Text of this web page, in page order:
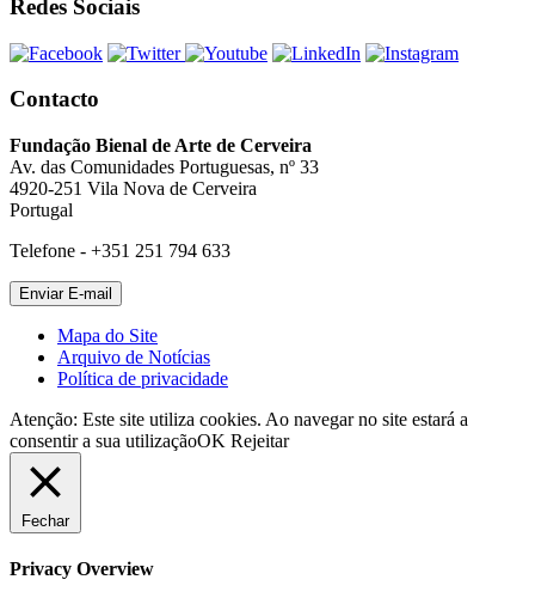
Redes Sociais
Contacto
Fundação Bienal de Arte de Cerveira
Av. das Comunidades Portuguesas, nº 33
4920-251 Vila Nova de Cerveira
Portugal
Telefone - +351 251 794 633
Mapa do Site
Arquivo de Notícias
Política de privacidade
Atenção: Este site utiliza cookies. Ao navegar no site estará a
consentir a sua utilizaçãoOK Rejeitar
Fechar
Privacy Overview